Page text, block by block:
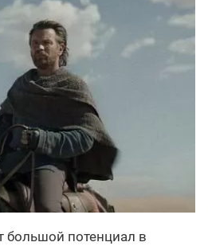
большой потенциал в